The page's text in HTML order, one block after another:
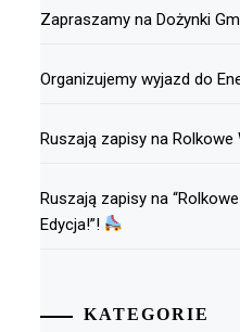
Zapraszamy na Dożynki
Organizujemy wyjazd do
Ruszają zapisy na Rolkowe
Ruszają zapisy na
Edycja!”!
KATEGORIE